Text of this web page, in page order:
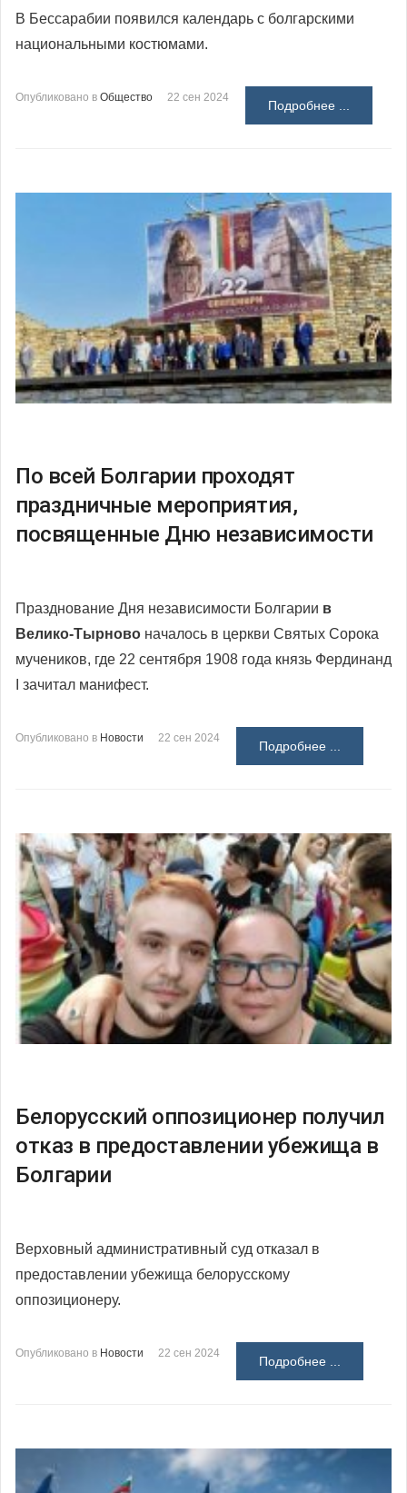
В Бессарабии появился календарь с болгарскими
национальными костюмами.
Опубликовано в Общество 22 сен 2024
Подробнее ...
По всей Болгарии проходят
праздничные мероприятия,
посвященные Дню независимости
Празднование Дня независимости Болгарии в
Велико-Тырново началось в церкви Святых Сорока
мучеников, где 22 сентября 1908 года князь Фердинанд
I зачитал манифест.
Опубликовано в Новости 22 сен 2024
Подробнее ...
Белорусский оппозиционер получил
отказ в предоставлении убежища в
Болгарии
Верховный административный суд отказал в
предоставлении убежища белорусскому
оппозиционеру.
Опубликовано в Новости 22 сен 2024
Подробнее ...